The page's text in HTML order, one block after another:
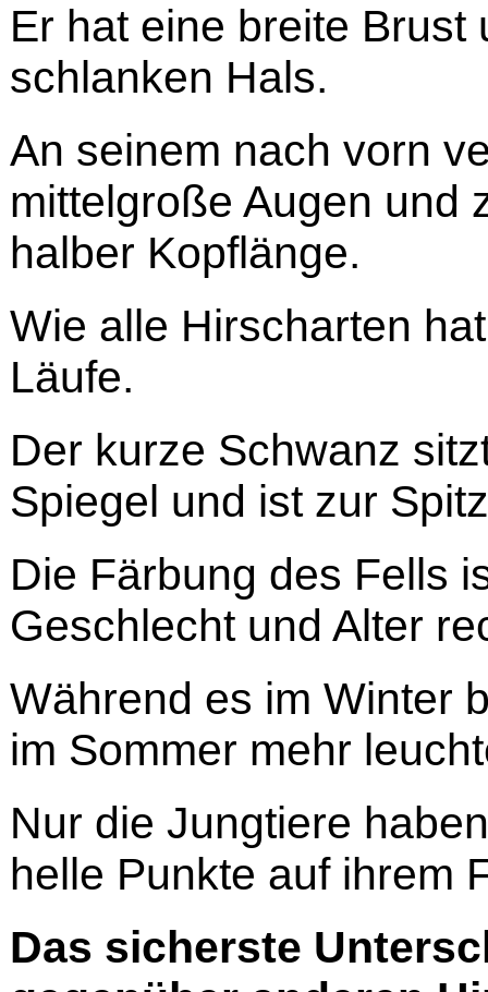
Er hat eine breite
schlanken Hals.
An seinem nach vorn
mittelgroße Augen und
halber Kopflänge.
Wie alle Hirscharten
Läufe.
Der kurze Schwanz
Spiegel und ist zur
Die Färbung des Fells
Geschlecht und Alter
Während es im Winter
im Sommer mehr
Nur die Jungtiere
helle Punkte auf ihrem
Das sicherste